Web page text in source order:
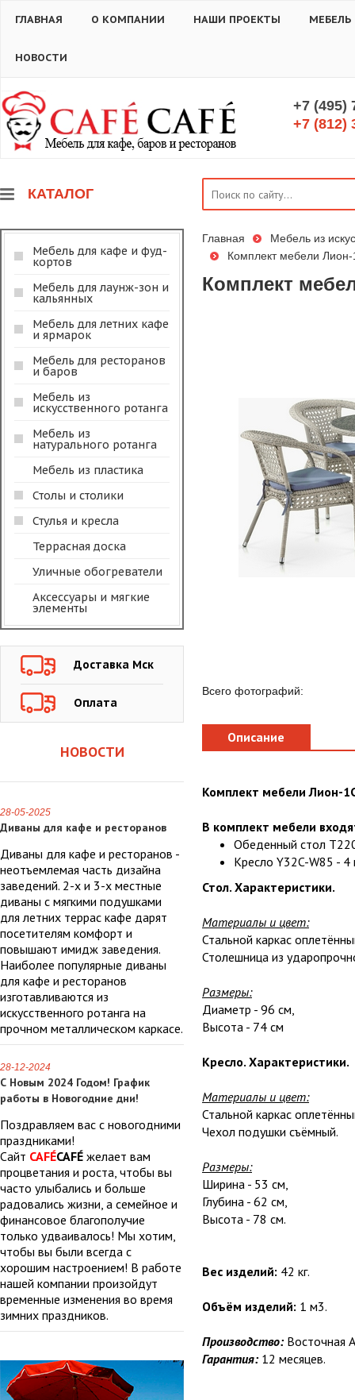
ГЛАВНАЯ О КОМПАНИИ НАШИ ПРОЕКТЫ
НОВОСТИ
+7 (495)
+7 (812)
КАТАЛОГ
Мебель для кафе и фуд-
кортов
Мебель для лаунж-зон и
кальянных
Мебель для летних кафе
и ярмарок
Мебель для ресторанов
и баров
Мебель из
искусственного ротанга
Мебель из
натурального ротанга
Мебель из пластика
Столы и столики
Стулья и кресла
Террасная доска
Уличные обогреватели
Аксессуары и мягкие
элементы
Доставка Мск
Оплата
НОВОСТИ
28-05-2025
Диваны для кафе и ресторанов
Диваны для кафе и ресторанов -
неотъемлемая часть дизайна
заведений. 2-х и 3-х местные
диваны с мягкими подушками
для летних террас кафе дарят
посетителям комфорт и
повышают имидж заведения.
Наиболее популярные диваны
для кафе и ресторанов
изготавливаются из
искусственного ротанга на
прочном металлическом каркасе.
28-12-2024
С Новым 2024 Годом! График
работы в Новогодние дни!
Поздравляем вас с новогодними
праздниками!
Сайт CAFÉCAFÉ желает вам
процветания и роста, чтобы вы
часто улыбались и больше
радовались жизни, а семейное и
финансовое благополучие
только удваивалось! Мы хотим,
чтобы вы были всегда с
хорошим настроением! В работе
нашей компании произойдут
временные изменения во время
зимних праздников.
Главная
Мебель из
Комплект мебели
Комплект
Всего фотографий:
Описание
Комплект мебели Лион-
В комплект мебели
Обеденный стол
Кресло Y32C-W85 - 4
Стол. Характеристики.
Материалы и цвет:
Стальной каркас
Столешница из
Размеры:
Диаметр - 96 см,
Высота - 74 см
Кресло. Характеристики.
Материалы и цвет:
Стальной каркас
Чехол подушки съёмный.
Размеры:
Ширина - 53 см,
Глубина - 62 см,
Высота - 78 см.
Вес изделий: 42 кг.
Объём изделий: 1 м3.
Производство: Восточная
Гарантия:12 месяцев.